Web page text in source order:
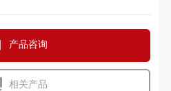
产品咨询
相关产品